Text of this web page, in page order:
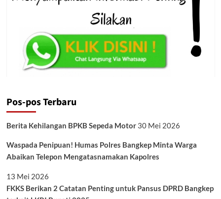
Pos-pos Terbaru
Berita Kehilangan BPKB Sepeda Motor 30 Mei 2026
Waspada Penipuan! Humas Polres Bangkep Minta Warga
Abaikan Telepon Mengatasnamakan Kapolres
13 Mei 2026
FKKS Berikan 2 Catatan Penting untuk Pansus DPRD Bangkep